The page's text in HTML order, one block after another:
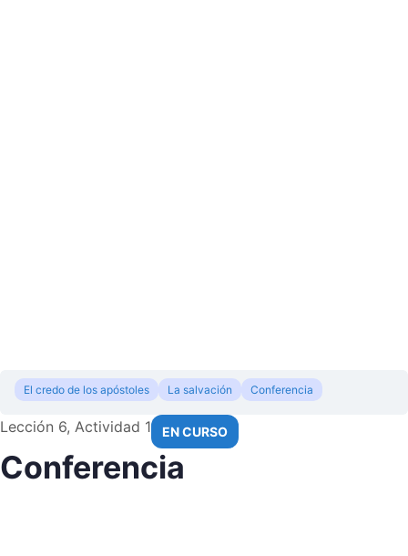
El credo de los apóstoles La salvación Conferencia
Lección 6, Actividad 1 EN CURSO
Conferencia